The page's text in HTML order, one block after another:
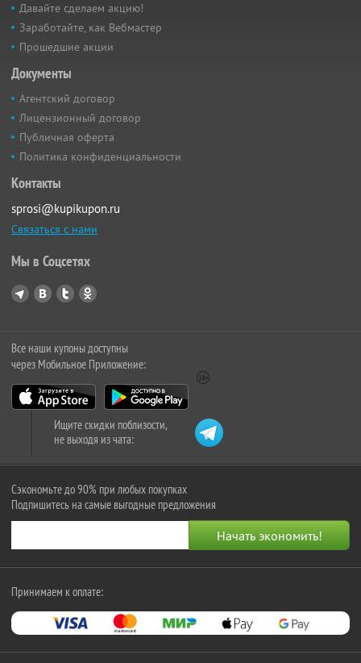
Давайте сделаем акцию!
Заработайте, как Вебмастер
Прошедшие акции
Документы
Агентский договор
Лицензионный договор
Публичная оферта
Политика конфиденциальности
Контакты
sprosi@kupikupon.ru
Связаться с нами
Мы в Соцсетях
Все наши купоны доступны
через Мобильное Приложение:
Ищите скидки поблизости,
не выходя из чата:
Сэкономьте до 90% при любых покупках
Подпишитесь на самые выгодные предложения
Принимаем к оплате: